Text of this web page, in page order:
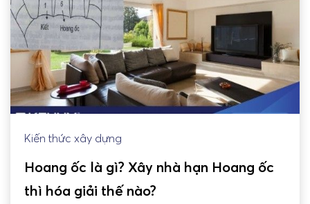
Kiến thức xây dựng
Hoang ốc là gì? Xây nhà hạn Hoang ốc
thì hóa giải thế nào?